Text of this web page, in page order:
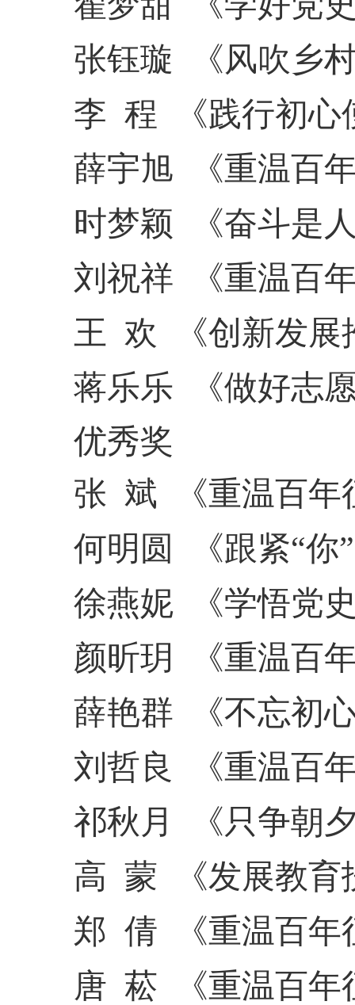
张钰璇
《风吹乡
李 程
《践行初心
薛宇旭
《重温百
时梦颖
《奋斗是
刘祝祥
《重温百
王 欢
《创新发
蒋乐乐
《做好志
优秀奖
张 斌
《重温百年
何明圆
《跟紧“你
徐燕妮
《学悟党
颜昕玥
《重温百
薛艳群
《不忘初
刘哲良
《重温百
祁秋月
《只争朝
高 蒙
《发展教育
郑 倩
《重温百年
唐 菘
《重温百年